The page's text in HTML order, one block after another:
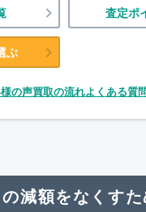
査定ポ
ぶ
の声買取の流れよくある質
減額をなくすた